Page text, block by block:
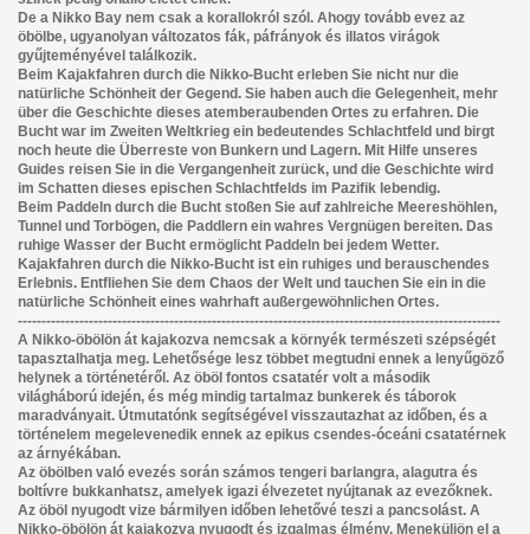
De a Nikko Bay nem csak a korallokról szól. Ahogy tovább evez az
öbölbe, ugyanolyan változatos fák, páfrányok és illatos virágok
gyűjteményével találkozik.
Beim Kajakfahren durch die Nikko-Bucht erleben Sie nicht nur die
natürliche Schönheit der Gegend. Sie haben auch die Gelegenheit, mehr
über die Geschichte dieses atemberaubenden Ortes zu erfahren. Die
Bucht war im Zweiten Weltkrieg ein bedeutendes Schlachtfeld und birgt
noch heute die Überreste von Bunkern und Lagern. Mit Hilfe unseres
Guides reisen Sie in die Vergangenheit zurück, und die Geschichte wird
im Schatten dieses epischen Schlachtfelds im Pazifik lebendig.
Beim Paddeln durch die Bucht stoßen Sie auf zahlreiche Meereshöhlen,
Tunnel und Torbögen, die Paddlern ein wahres Vergnügen bereiten. Das
ruhige Wasser der Bucht ermöglicht Paddeln bei jedem Wetter.
Kajakfahren durch die Nikko-Bucht ist ein ruhiges und berauschendes
Erlebnis. Entfliehen Sie dem Chaos der Welt und tauchen Sie ein in die
natürliche Schönheit eines wahrhaft außergewöhnlichen Ortes.
------------------------------------------------------------------------------------------------------
A Nikko-öbölön át kajakozva nemcsak a környék természeti szépségét
tapasztalhatja meg. Lehetősége lesz többet megtudni ennek a lenyűgöző
helynek a történetéről. Az öböl fontos csatatér volt a második
világháború idején, és még mindig tartalmaz bunkerek és táborok
maradványait. Útmutatónk segítségével visszautazhat az időben, és a
történelem megelevenedik ennek az epikus csendes-óceáni csatatérnek
az árnyékában.
Az öbölben való evezés során számos tengeri barlangra, alagutra és
boltívre bukkanhatsz, amelyek igazi élvezetet nyújtanak az evezőknek.
Az öböl nyugodt vize bármilyen időben lehetővé teszi a pancsolást. A
Nikko-öbölön át kajakozva nyugodt és izgalmas élmény. Meneküljön el a